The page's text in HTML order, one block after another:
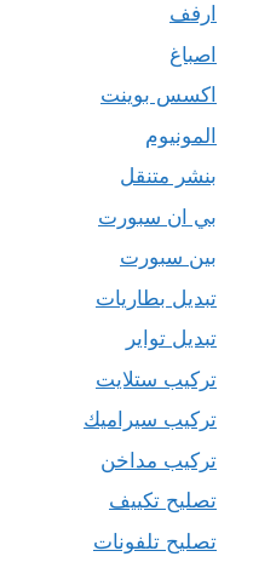
ارفف
اصباغ
اكسس بوينت
المونيوم
بنشر متنقل
بي ان سبورت
بين سبورت
تبديل بطاريات
تبديل تواير
تركيب ستلايت
تركيب سيراميك
تركيب مداخن
تصليح تكييف
تصليح تلفونات